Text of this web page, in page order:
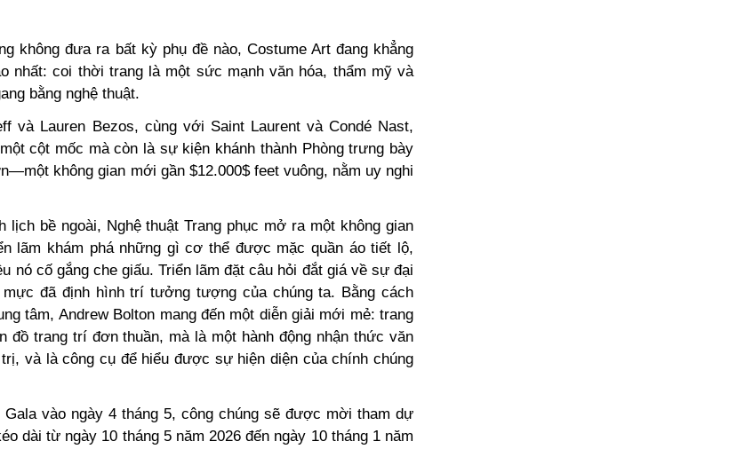
không đưa ra bất kỳ phụ đề nào, Costume Art đang khẳng
nhất: coi thời trang là một sức mạnh văn hóa, thẩm mỹ và
bằng nghệ thuật.
Lauren Bezos, cùng với Saint Laurent và Condé Nast,
cột mốc mà còn là sự kiện khánh thành Phòng trưng bày
không gian mới gần $12.000$feet vuông, nằm uy nghi
lịch bề ngoài, Nghệ thuật Trang phục mở ra một không gian
lãm khám phá những gì cơ thể được mặc quần áo tiết lộ,
nó cố gắng che giấu. Triển lãm đặt câu hỏi đắt giá về sự đại
đã định hình trí tưởng tượng của chúng ta. Bằng cách
tâm, Andrew Bolton mang đến một diễn giải mới mẻ: trang
đồ trang trí đơn thuần, mà là một hành động nhận thức văn
và là công cụ để hiểu được sự hiện diện của chính chúng
vào ngày 4 tháng 5, công chúng sẽ được mời tham dự
dài từ ngày 10 tháng 5 năm 2026 đến ngày 10 tháng 1 năm